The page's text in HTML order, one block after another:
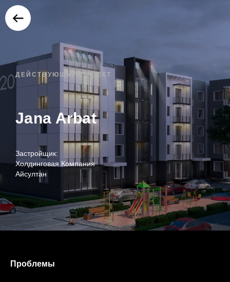
ДЕЙСТВУЮЩИЙ ПРОЕКТ
Jana Arbat
Застройщик:
Холдинговая Компания
Айсултан
Проблемы